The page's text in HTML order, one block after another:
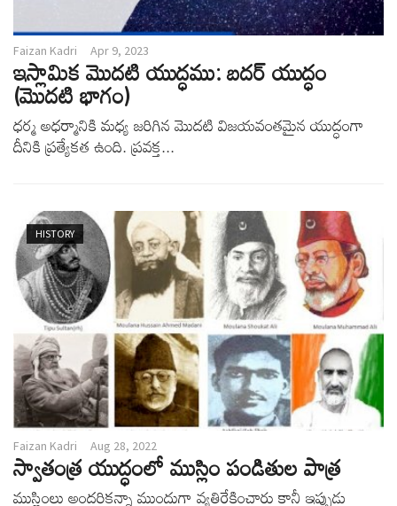
Faizan Kadri Apr 9, 2023
ఇస్లామిక మొదటి యుద్ధము: బదర్ యుద్ధం
(మొదటి భాగం)
ధర్మ అధర్మానికి మధ్య జరిగిన మొదటి విజయవంతమైన యుద్ధంగా
దీనికి ప్రత్యేకత ఉంది. ప్రవక్త...
HISTORY
Faizan Kadri Aug 28, 2022
స్వాతంత్ర యుద్ధంలో ముస్లిం పండితుల పాత్ర
ముస్లింలు అందరికన్నా ముందుగా వ్యతిరేకించారు కానీ ఇప్పుడు